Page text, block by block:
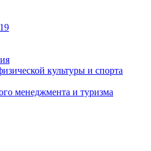
культуры и спорта
менеджмента и туризма